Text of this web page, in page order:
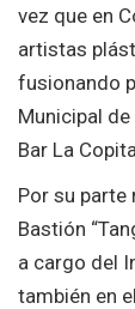
vez que en
artistas
fusionando
Municipal
Bar La
Por su parte
Bastión
a cargo del
también en